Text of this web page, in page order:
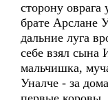
сторону оврага
брате Арслане
дальние луга
себе взял сына
мальчишка,
Уналче - за